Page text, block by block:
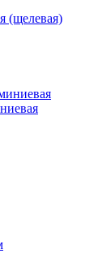
(щелевая)